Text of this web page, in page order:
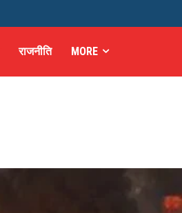
राजनीति MORE